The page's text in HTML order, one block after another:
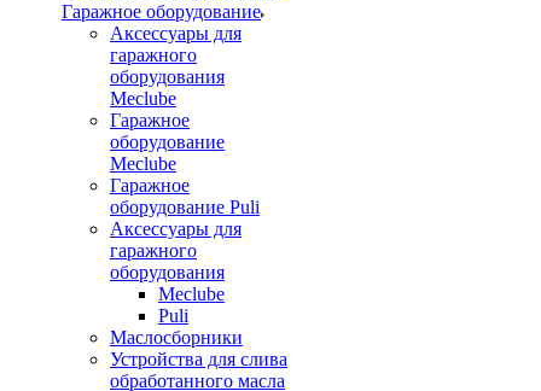
Гаражное оборудование
Аксессуары для
гаражного
оборудования
Meclube
Гаражное
оборудование
Meclube
Гаражное
оборудование Puli
Аксессуары для
гаражного
оборудования
Meclube
Puli
Маслосборники
Устройства для слива
обработанного масла